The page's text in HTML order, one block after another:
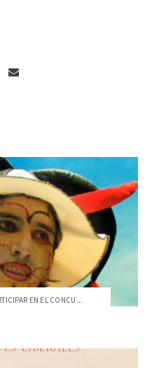
EN EL CONCU...